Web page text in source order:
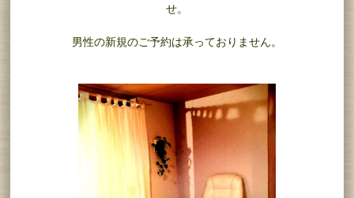
せ。
男性の新規のご予約は承っておりません。